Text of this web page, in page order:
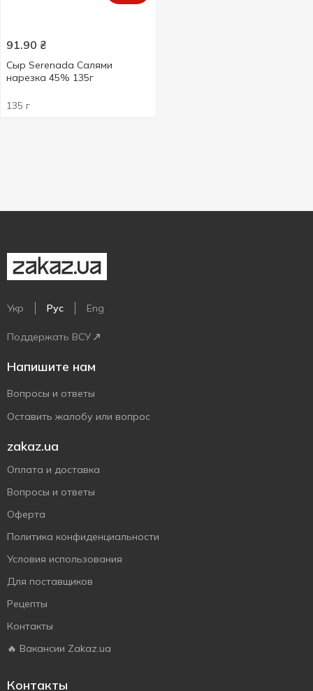
91.90 ₴
Сыр Serenada Салями
нарезка 45% 135г
135 г
Укр Рус Eng
Поддержать ВСУ
Напишите нам
Вопросы и ответы
Оставить жалобу или вопрос
zakaz.ua
Оплата и доставка
Вопросы и ответы
Оферта
Политика конфиденциальности
Условия использования
Для поставщиков
Рецепты
Контакты
🔥 Вакансии Zakaz.ua
Контакты